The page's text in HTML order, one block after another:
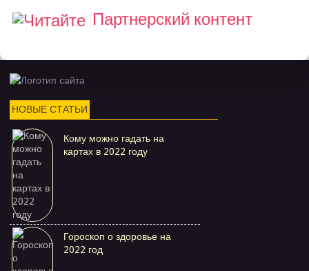
Партнерский контент
НОВЫЕ СТАТЬИ
Кому можно гадать на
картах в 2022 году
Гороскоп о здоровье на
2022 год